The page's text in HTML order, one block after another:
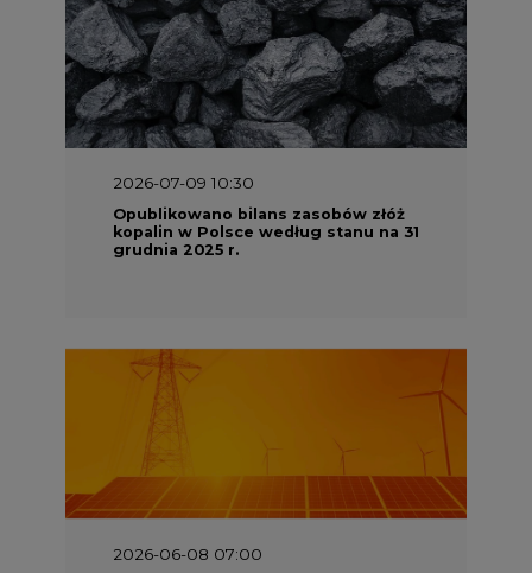
2026-07-09 10:30
Opublikowano bilans zasobów złóż
kopalin w Polsce według stanu na 31
grudnia 2025 r.
2026-06-08 07:00